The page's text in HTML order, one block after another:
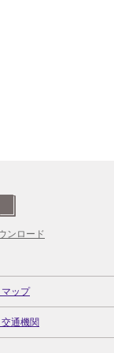
ンロード
ップ
通機関